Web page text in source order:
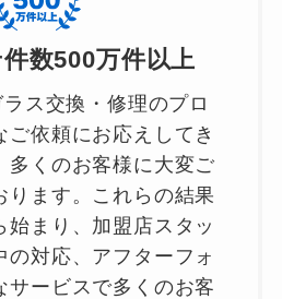
数500万件以上
ス交換・修理のプロ
ご依頼にお応えしてき
多くのお客様に大変ご
ります。これらの結果
始まり、加盟店スタッ
の対応、アフターフォ
サービスで多くのお客